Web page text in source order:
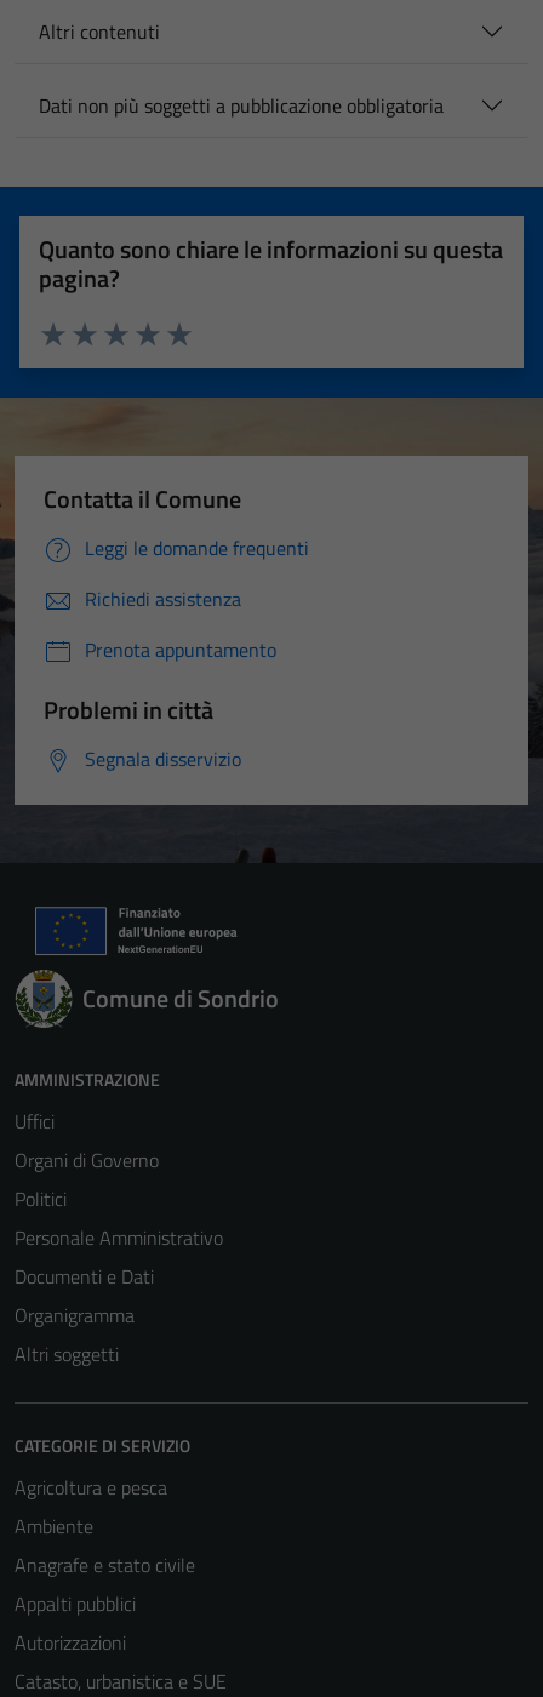
Altri contenuti
Dati non più soggetti a pubblicazione obbligatoria
Quanto sono chiare le informazioni su questa
pagina?
Valuta 5 stelle su 5
Valuta 4 stelle su 5
Valuta 3 stelle su 5
Valuta 2 stelle su 5
Valuta 1 stelle su 5
Contatta il Comune
Leggi le domande frequenti
Richiedi assistenza
Prenota appuntamento
Problemi in città
Segnala disservizio
Comune di Sondrio
AMMINISTRAZIONE
Uffici
Organi di Governo
Politici
Personale Amministrativo
Documenti e Dati
Organigramma
Altri soggetti
CATEGORIE DI SERVIZIO
Agricoltura e pesca
Ambiente
Anagrafe e stato civile
Appalti pubblici
Autorizzazioni
Catasto, urbanistica e SUE